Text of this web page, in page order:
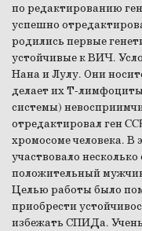
по редактированию
успешно
родились первые
устойчивые к ВИЧ.
Нана и Лулу. Они
делает их Т-
системы)
отредактировал ген
хромосоме человека. В
участвовало
положительный
Целью работы было
приобрести
избежать СПИДа.